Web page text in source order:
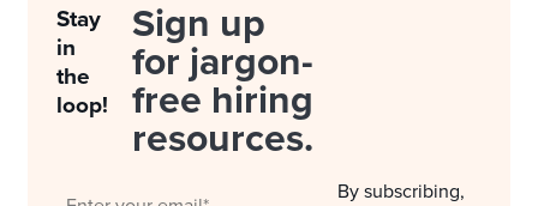
Stay
in
the
loop!
Sign up
for jargon-
free hiring
resources.
By subscribing,